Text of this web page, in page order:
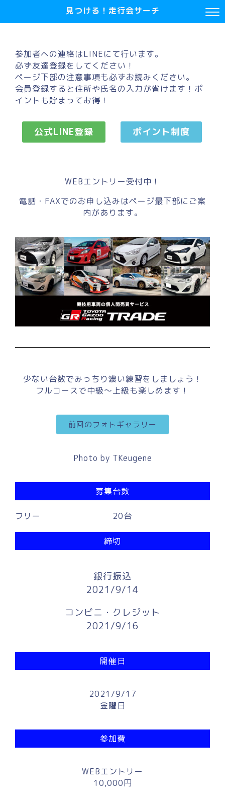
見つける！走行会サーチ
参加者への連絡はLINEにて行います。
必ず友達登録をしてください！
ページ下部の注意事項も必ずお読みください。
会員登録すると住所や氏名の入力が省けます！ポ
イントも貯まってお得！
公式LINE登録 ポイント制度
WEBエントリー受付中！
電話・FAXでのお申し込みはページ最下部にご案
内があります。
少ない台数でみっちり濃い練習をしましょう！
フルコースで中級～上級も楽しめます！
前回のフォトギャラリー
Photo by TKeugene
募集台数
フリー 20台
締切
銀行振込
2021/9/14
コンビニ・クレジット
2021/9/16
開催日
2021/9/17
金曜日
参加費
WEBエントリー
10,000円